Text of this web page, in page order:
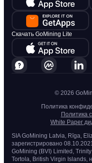
Скачать GoMining Lite
© 2026
Политика
Политика
White Paper
SIA GoMining Latvia, Rīga,
зарегистрировано
GoMining (BVI) Limited,
Tortola, British Virgin Islands,